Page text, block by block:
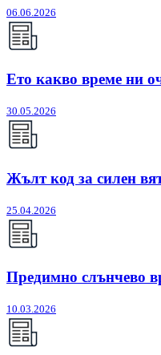
06.06.2026
Ето какво време ни
30.05.2026
Жълт код за силен
25.04.2026
Предимно слънчево
10.03.2026